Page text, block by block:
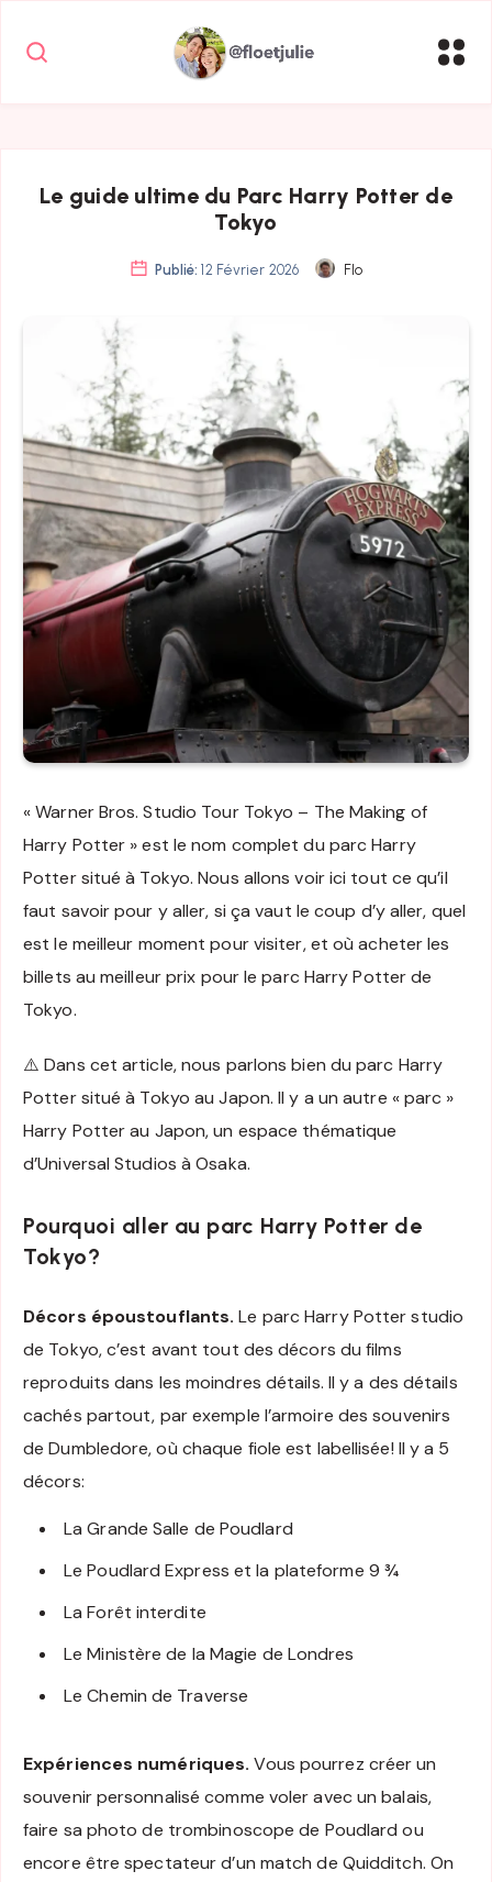
Le guide ultime du Parc Harry Potter de
Tokyo
Publié: 12 Février 2026 Flo
« Warner Bros. Studio Tour Tokyo – The Making of
Harry Potter » est le nom complet du parc Harry
Potter situé à Tokyo. Nous allons voir ici tout ce qu’il
faut savoir pour y aller, si ça vaut le coup d’y aller, quel
est le meilleur moment pour visiter, et où acheter les
billets au meilleur prix pour le parc Harry Potter de
Tokyo.
⚠️ Dans cet article, nous parlons bien du parc Harry
Potter situé à Tokyo au Japon. Il y a un autre « parc »
Harry Potter au Japon, un espace thématique
d’Universal Studios à Osaka.
Pourquoi aller au parc Harry Potter de
Tokyo?
Décors époustouflants. Le parc Harry Potter studio
de Tokyo, c’est avant tout des décors du films
reproduits dans les moindres détails. Il y a des détails
cachés partout, par exemple l’armoire des souvenirs
de Dumbledore, où chaque fiole est labellisée! Il y a 5
décors:
La Grande Salle de Poudlard
Le Poudlard Express et la plateforme 9 ¾
La Forêt interdite
Le Ministère de la Magie de Londres
Le Chemin de Traverse
Expériences numériques. Vous pourrez créer un
souvenir personnalisé comme voler avec un balais,
faire sa photo de trombinoscope de Poudlard ou
encore être spectateur d’un match de Quidditch. On